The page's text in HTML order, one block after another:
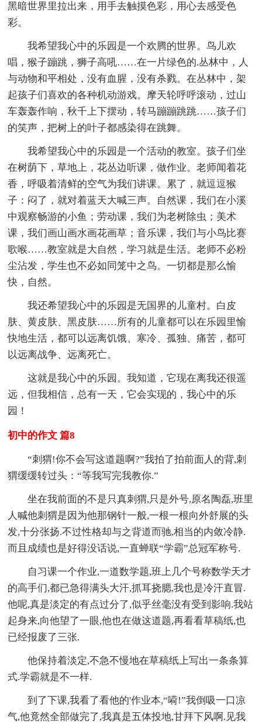
黑暗世界里拉出来，用手去触摸色彩，用心去感受色
彩。
我希望我心中的乐园是一个欢腾的世界。鸟儿欢
唱，猴子蹦跳，狮子高吼……在一片绿色的.丛林中，人
与动物和平相处，没有血腥，没有杀戮。在丛林中，架
起孩子们喜欢的各种机动游戏。摩天轮呼呼滚动，过山
车轰轰作响，秋千上下摆动，转马蹦蹦跳跳……孩子们
的笑声，把树上的叶子都感染得在跳舞。
我希望我心中的乐园是一个活动的教室。孩子们坐
在树荫下，草地上，花丛边听课，做作业。老师闻着花
香，呼吸着清鲜的空气为我们讲课。累了，就逗逗猴
子：闷了，就对着蓝天大喊三声。自然课，我们在小溪
中观察畅游的小鱼；劳动课，我们为老树除虫；美术
课，我们画山画水画花画草；音乐课，我们与小鸟比赛
歌喉……教室就是大自然，学习就是生活。老师不必粉
尘沾发，学生也不必如同笼中之鸟。一切都是那么愉
快，自然。
我还希望我心中的乐园是无国界的儿童村。白皮
肤、黄皮肤、黑皮肤……所有的儿童都可以在乐园里愉
快地生活，都可以远离饥饿、寒冷、孤独、痛苦，都可
以远离战争、远离死亡。
这就是我心中的乐园。我知道，它现在离我还很遥
远，但我相信，总有一天，它会实现的，我心中的乐
园！
初中的作文 篇8
“刺猬!你不会写这道题啊?”我拍了拍前面人的背,刺
猬缓缓转过头：“等我写完我教你.”
坐在我前面的不是只真刺猬,只是外号,原名陶磊,班里
人喊他刺猬是因为他那钢针一般,一根一根向外舒展的头
发,十分张扬.不过性格却与之背道而驰,相当的内敛冷静.
而且成绩也是好得没话说,一直蝉联“学霸”总冠军称号.
自习课一个作业,一道数学题,班上几个号称数学天才
的高手们,都已急得满头大汗,抓耳挠腮,我也是冷汗直冒.
他呢,真是淡定的有点过分了,似乎丝毫没有受到影响.我站
起身来,向他望了一眼,他也在做这道题,再看看草稿纸,也
已经报废了三张.
他保持着淡定,不急不慢地在草稿纸上写出一条条算
式.学霸就是不一样.
到了下课,我看了看他的'作业本,“嗬!”我倒吸一口凉
气,他竟然全部做完了,我真是五体投地,甘拜下风啊.见我